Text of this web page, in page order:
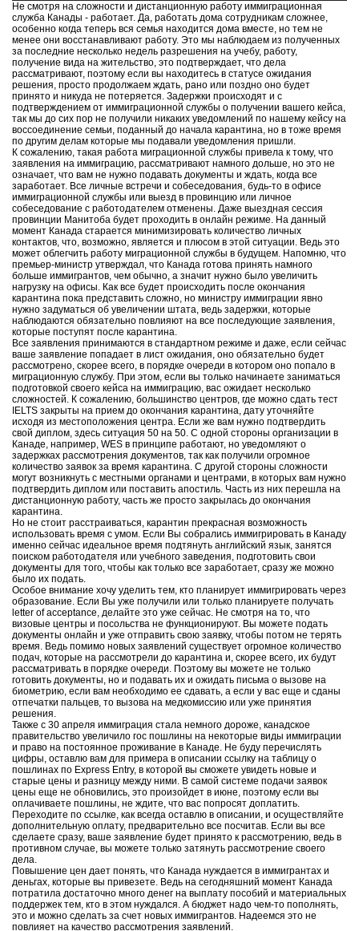
Не смотря на сложности и дистанционную работу иммиграционная
служба Канады - работает. Да, работать дома сотрудникам сложнее,
особенно когда теперь вся семья находится дома вместе, но тем не
менее они восстанавливают работу. Это мы наблюдаем из полученных
за последние несколько недель разрешения на учебу, работу,
получение вида на жительство, это подтверждает, что дела
рассматривают, поэтому если вы находитесь в статусе ожидания
решения, просто продолжаем ждать, рано или поздно оно будет
принято и никуда не потеряется. Задержки происходят и с
подтверждением от иммиграционной службы о получении вашего кейса,
так мы до сих пор не получили никаких уведомлений по нашему кейсу на
воссоединение семьи, поданный до начала карантина, но в тоже время
по другим делам которые мы подавали уведомления пришли.
К сожалению, такая работа миграционной службы привела к тому, что
заявления на иммиграцию, рассматривают намного дольше, но это не
означает, что вам не нужно подавать документы и ждать, когда все
заработает. Все личные встречи и собеседования, будь-то в офисе
иммиграционной службы или выезд в провинцию или личное
собеседование с работодателем отменены. Даже выездная сессия
провинции Манитоба будет проходить в онлайн режиме. На данный
момент Канада старается минимизировать количество личных
контактов, что, возможно, является и плюсом в этой ситуации. Ведь это
может облегчить работу миграционной службы в будущем. Напомню, что
премьер-министр утверждал, что Канада готова принять намного
больше иммигрантов, чем обычно, а значит нужно было увеличить
нагрузку на офисы. Как все будет происходить после окончания
карантина пока представить сложно, но министру иммиграции явно
нужно задуматься об увеличении штата, ведь задержки, которые
наблюдаются обязательно повлияют на все последующие заявления,
которые поступят после карантина.
Все заявления принимаются в стандартном режиме и даже, если сейчас
ваше заявление попадает в лист ожидания, оно обязательно будет
рассмотрено, скорее всего, в порядке очереди в котором оно попало в
миграционную службу. При этом, если вы только начинаете заниматься
подготовкой своего кейса на иммиграцию, вас ожидает несколько
сложностей. К сожалению, большинство центров, где можно сдать тест
IELTS закрыты на прием до окончания карантина, дату уточняйте
исходя из местоположения центра. Если же вам нужно подтвердить
свой диплом, здесь ситуация 50 на 50. С одной стороны организации в
Канаде, например, WES в принципе работают, но уведомляют о
задержках рассмотрения документов, так как получили огромное
количество заявок за время карантина. С другой стороны сложности
могут возникнуть с местными органами и центрами, в которых вам нужно
подтвердить диплом или поставить апостиль. Часть из них перешла на
дистанционную работу, часть же просто закрылась до окончания
карантина.
Но не стоит расстраиваться, карантин прекрасная возможность
использовать время с умом. Если Вы собрались иммигрировать в Канаду
именно сейчас идеальное время подтянуть английский язык, занятся
поиском работодателя или учебного заведения, подготовить свои
документы для того, чтобы как только все заработает, сразу же можно
было их подать.
Особое внимание хочу уделить тем, кто планирует иммигрировать через
образование. Если Вы уже получили или только планируете получать
letter of acceptance, делайте это уже сейчас. Не смотря на то, что
визовые центры и посольства не функционируют. Вы можете подать
документы онлайн и уже отправить свою заявку, чтобы потом не терять
время. Ведь помимо новых заявлений существует огромное количество
подач, которые на рассмотрели до карантина и, скорее всего, их будут
рассматривать в порядке очереди. Поэтому вы можете не только
готовить документы, но и подавать их и ожидать письма о вызове на
биометрию, если вам необходимо ее сдавать, а если у вас еще и сданы
отпечатки пальцев, то вызова на медкомиссию или уже принятия
решения.
Также с 30 апреля иммиграция стала немного дороже, канадское
правительство увеличило гос пошлины на некоторые виды иммиграции
и право на постоянное проживание в Канаде. Не буду перечислять
цифры, оставлю вам для примера в описании ссылку на таблицу о
пошлинах по Express Entry, в которой вы сможете увидеть новые и
старые цены и разницу между ними. В самой системе подачи заявок
цены еще не обновились, это произойдет в июне, поэтому если вы
оплачиваете пошлины, не ждите, что вас попросят доплатить.
Переходите по ссылке, как всегда оставлю в описании, и осуществляйте
дополнительную оплату, предварительно все посчитав. Если вы все
сделаете сразу, ваше заявление будет принято к рассмотрению, ведь в
противном случае, вы можете только затянуть рассмотрение своего
дела.
Повышение цен дает понять, что Канада нуждается в иммигрантах и
деньгах, которые вы привезете. Ведь на сегодняшний момент Канада
потратила достаточно много денег на выплату пособий и материальных
поддержек тем, кто в этом нуждался. А бюджет надо чем-то пополнять,
это и можно сделать за счет новых иммигрантов. Надеемся это не
повлияет на качество рассмотрения заявлений.